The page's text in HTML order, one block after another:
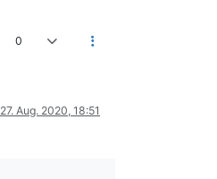
0
27. Aug. 2020, 18:51